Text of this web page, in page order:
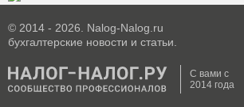
© 2014 - 2026. Nalog-Nalog.ru
бухгалтерские новости и статьи.
С вами с
2014 года